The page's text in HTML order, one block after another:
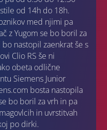
od 14h do 18h.
med njimi pa
z Yugom se bo boril za
nastopil zaenkrat še s
Clio RS še ni
obeta odlične
Siemens Junior
bosta nastopila
bo boril za vrh in pa
in uvrstitvah
po dirki.